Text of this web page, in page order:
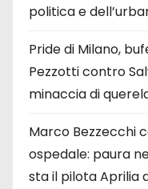
politica e
Pride di Milano,
Pezzotti contro
minaccia di
Marco Bezzecchi
ospedale: paura
sta il pilota Aprilia